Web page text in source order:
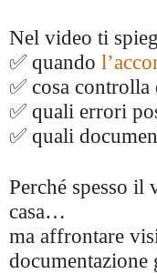
Nel video ti
✅ quando
✅ cosa controlla
✅ quali errori
✅ quali
Perché spesso il
casa…
ma affrontare
documentazione